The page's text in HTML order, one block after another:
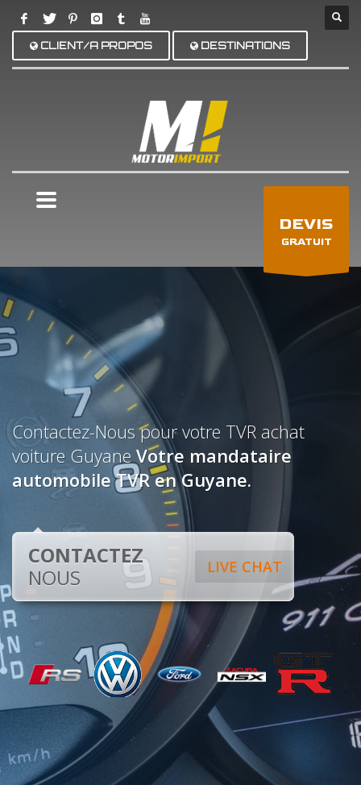
CLIENT/A PROPOS DESTINATIONS
DEVIS
GRATUIT
Contactez-Nous pour votre TVR achat
voiture GuyaneVotre mandataire
automobile TVR en Guyane.
LIVE CHAT
CONTACTEZ
NOUS